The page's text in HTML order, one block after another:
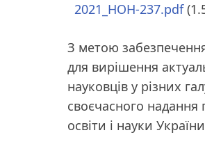
2021_HOH-237.pdf
З метою
для вирішення
науковців у різних
своєчасного надання
освіти і науки